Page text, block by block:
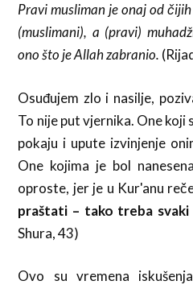
Pravi musliman je onaj od
(muslimani), a (pravi)
ono što je Allah zabranio.
Osuđujem zlo i nasilje,
To nije put vjernika. One koji
pokaju i upute izvinjenje
One kojima je bol
oproste, jer je u Kur'anu
praštati – tako treba
Shura, 43)
Ovo su vremena